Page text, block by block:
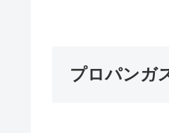
プロパンガ